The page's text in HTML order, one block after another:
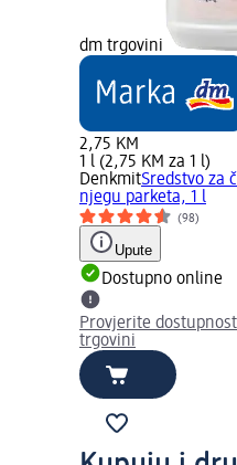
dm trgovini
2,75 KM
1 l (2,75 KM za 1 l)
DenkmitSredstvo za
njegu parketa, 1 l
(98)
Upute
Dostupno online
Provjerite
trgovini